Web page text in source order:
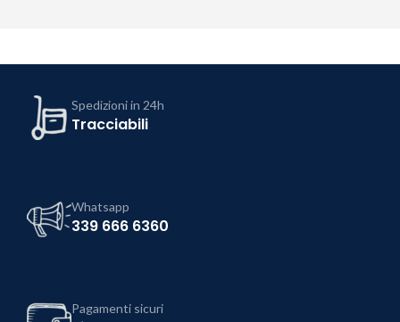
Spedizioni in 24h
Tracciabili
Whatsapp
339 666 6360
Pagamenti sicuri